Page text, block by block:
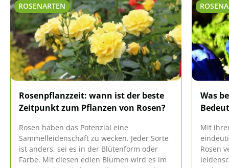
ROSENARTEN
Rosenpflanzzeit: wann ist der beste
Zeitpunkt zum Pflanzen von Rosen?
Rosen haben das Potenzial eine
Sammelleidenschaft zu wecken. Jeder Sorte
ist anders, sei es in der Blütenform oder
Farbe. Mit diesen edlen Blumen wird es im
Was
Mit
Rosen